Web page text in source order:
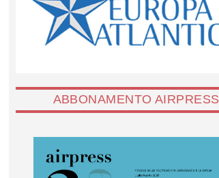
ABBONAMENTO AIRPRESS